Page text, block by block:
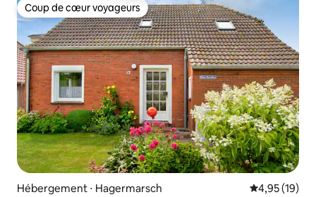
Coup de cœur voyageurs
Coup de cœur voyageurs
Hébergement ⋅ Hagermarsch Évaluation
4,95 (19)